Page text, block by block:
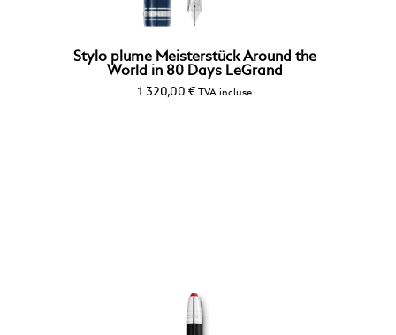
Stylo plume Meisterstück Around the
World in 80 Days LeGrand
1 320,00 € TVA incluse